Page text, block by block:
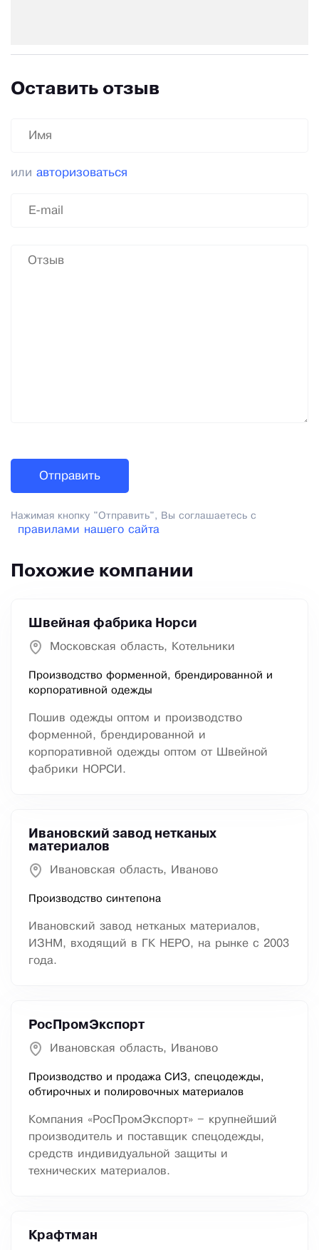
Оставить отзыв
или авторизоваться
Нажимая кнопку "Отправить", Вы соглашаетесь с
правилами нашего сайта
Похожие компании
Швейная фабрика Норси
Московская область, Котельники
Производство форменной, брендированной и
корпоративной одежды
Пошив одежды оптом и производство
форменной, брендированной и
корпоративной одежды оптом от Швейной
фабрики НОРСИ.
Ивановский завод нетканых
материалов
Ивановская область, Иваново
Производство синтепона
Ивановский завод нетканых материалов,
ИЗНМ, входящий в ГК НЕРО, на рынке с 2003
года.
РосПромЭкспорт
Ивановская область, Иваново
Производство и продажа СИЗ, спецодежды,
обтирочных и полировочных материалов
Компания «РосПромЭкспорт» – крупнейший
производитель и поставщик спецодежды,
средств индивидуальной защиты и
технических материалов.
Крафтман